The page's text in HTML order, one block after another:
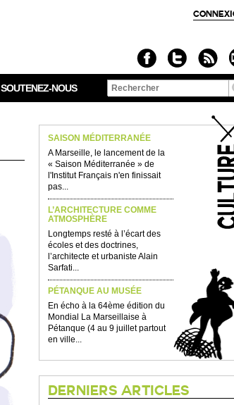
SOUTENEZ-NOUS
Formulaire de
SAISON MÉDITERRANÉE
A Marseille, le lancement de la
« Saison Méditerranée » de
l'Institut Français n'en finissait
pas...
L’ARCHITECTURE COMME
ATMOSPHÈRE
Longtemps resté à l’écart des
écoles et des doctrines,
l’architecte et urbaniste Alain
Sarfati...
PÉTANQUE AU MUSÉE
En écho à la 64ème édition du
Mondial La Marseillaise à
Pétanque (4 au 9 juillet partout
en ville...
DERNIERS ARTICLES